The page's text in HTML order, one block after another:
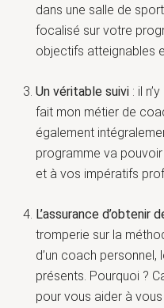
dans une salle de
focalisé sur votre
objectifs atteignables
Un véritable suivi : il
fait mon métier de
également
programme va
et à vos impératifs
L’assurance d’obtenir
tromperie sur la
d’un coach
présents. Pourquoi ?
pour vous aider à